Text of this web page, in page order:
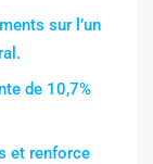
sur l’un
de 10,7%
et renforce